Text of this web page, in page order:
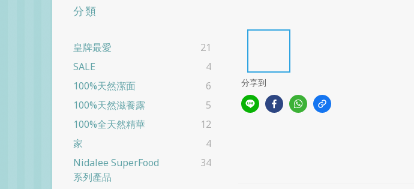
分類
皇牌最愛
21
SALE
4
100%天然潔面
6
100%天然滋養露
5
100%全天然精華
12
家
4
Nidalee SuperFood
系列產品
34
分享到